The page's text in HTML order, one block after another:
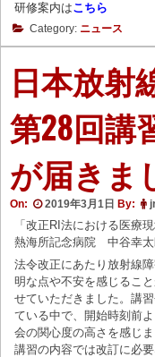
研修案内はこちら
Category: ニュース
日本放射
第28回講
が届きま
On: 2019年3月1日 By:
「改正RI法における医療
熱海所記念病院 中谷幸太
法令改正にあたり放射線
明な点や不安を感じるこ
せていただきました。講
ている中で、開始時刻前
会の関心度の高さを感じま
講習の内容では改訂に必